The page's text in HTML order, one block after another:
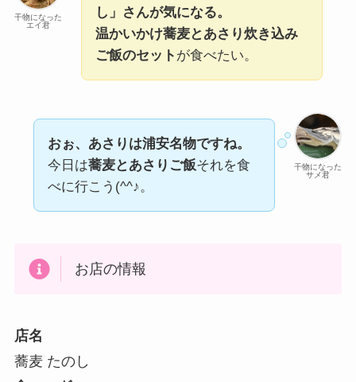
干物になった
エイ君
し」さんが気になる。
温かいかけ蕎麦とあさり炊き込み
ご飯のセット が食べたい。
干物になった
サメ君
おぉ、あさりは浦安名物ですね。
今日は蕎麦とあさりご飯それを食
べに行こう(^^♪。
お店の情報
店名
蕎麦 たのし